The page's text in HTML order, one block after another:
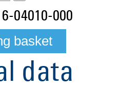
04010-000
data